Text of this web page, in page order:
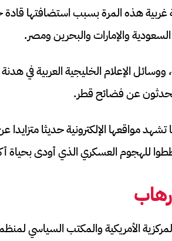
غربية هذه المرة بسبب استضافتها
والإمارات والبحرين ومصر.
الإعلام الخليجية العربية في
عن فضائح قطر.
الذي أودى بحياة أكثر من 1400
الأمريكية والمكتب السياسي